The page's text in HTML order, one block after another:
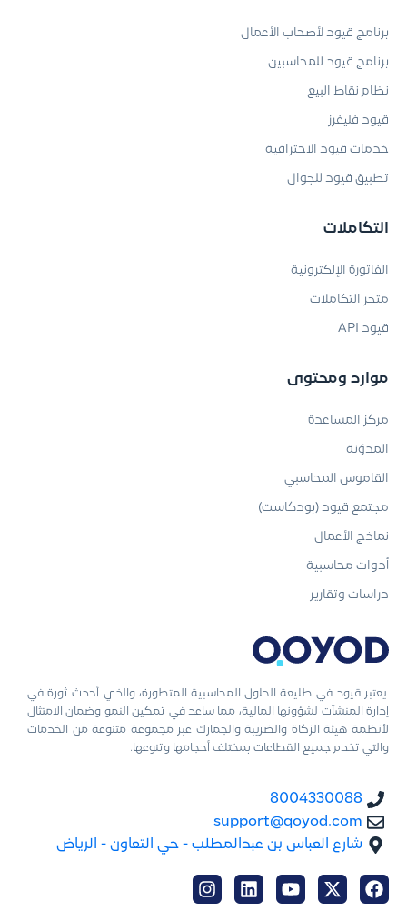
يعتبر قيود في طليعة الحلول المحاسبية المتطورة، والذي أحدث ثورة في
إدارة المنشآت لشؤونها المالية، مما ساعد في تمكين النمو وضمان الامتثال
لأنظمة هيئة الزكاة والضريبة والجمارك عبر مجموعة متنوعة من الخدمات
والتي تخدم جميع القطاعات بمختلف أحجامها وتنوعها.
8004330088
support@qoyod.com
شارع العباس بن عبدالمطلب - حي التعاون - الرياض
برنامج قيود لأصحاب الأعمال
برنامج قيود للمحاسبين
نظام نقاط البيع
قيود فليفرز
خدمات قيود الاحترافية
تطبيق قيود للجوال
التكاملات
الفاتورة الإلكترونية
متجر التكاملات
قيود API
موارد ومحتوى
مركز المساعدة
المدوّنة
القاموس المحاسبي
مجتمع قيود (بودكاست)
نماذج الأعمال
أدوات محاسبية
دراسات وتقارير